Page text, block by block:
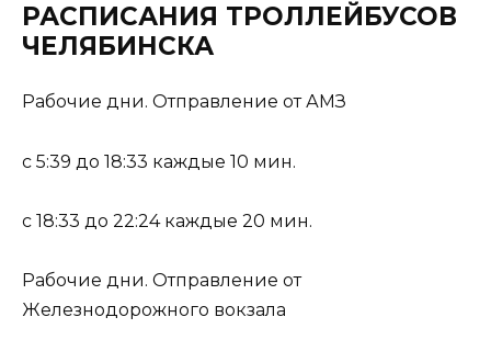
РАСПИСАНИЯ ТРОЛЛЕЙБУСОВ
ЧЕЛЯБИНСКА
Рабочие дни. Отправление от АМЗ
с 5:39 до 18:33 каждые 10 мин.
с 18:33 до 22:24 каждые 20 мин.
Рабочие дни. Отправление от
Железнодорожного вокзала